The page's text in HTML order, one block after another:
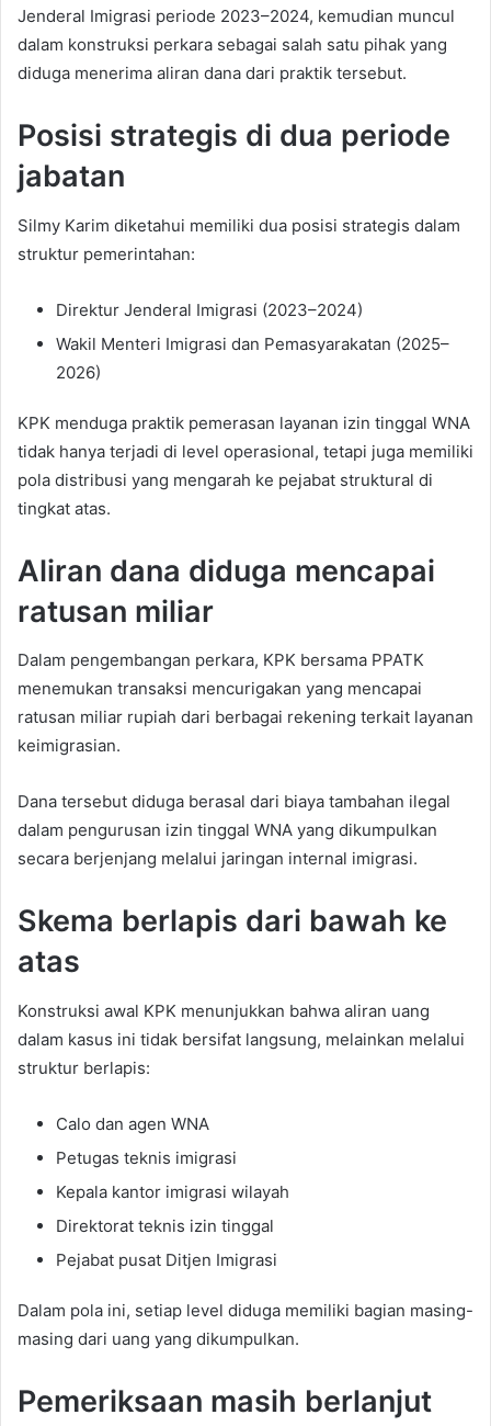
Jenderal Imigrasi periode 2023–2024, kemudian muncul
dalam konstruksi perkara sebagai salah satu pihak yang
diduga menerima aliran dana dari praktik tersebut.
Posisi strategis di dua periode
jabatan
Silmy Karim diketahui memiliki dua posisi strategis dalam
struktur pemerintahan:
Direktur Jenderal Imigrasi (2023–2024)
Wakil Menteri Imigrasi dan Pemasyarakatan (2025–
2026)
KPK menduga praktik pemerasan layanan izin tinggal WNA
tidak hanya terjadi di level operasional, tetapi juga memiliki
pola distribusi yang mengarah ke pejabat struktural di
tingkat atas.
Aliran dana diduga mencapai
ratusan miliar
Dalam pengembangan perkara, KPK bersama PPATK
menemukan transaksi mencurigakan yang mencapai
ratusan miliar rupiah dari berbagai rekening terkait layanan
keimigrasian.
Dana tersebut diduga berasal dari biaya tambahan ilegal
dalam pengurusan izin tinggal WNA yang dikumpulkan
secara berjenjang melalui jaringan internal imigrasi.
Skema berlapis dari bawah ke
atas
Konstruksi awal KPK menunjukkan bahwa aliran uang
dalam kasus ini tidak bersifat langsung, melainkan melalui
struktur berlapis:
Calo dan agen WNA
Petugas teknis imigrasi
Kepala kantor imigrasi wilayah
Direktorat teknis izin tinggal
Pejabat pusat Ditjen Imigrasi
Dalam pola ini, setiap level diduga memiliki bagian masing-
masing dari uang yang dikumpulkan.
Pemeriksaan masih berlanjut